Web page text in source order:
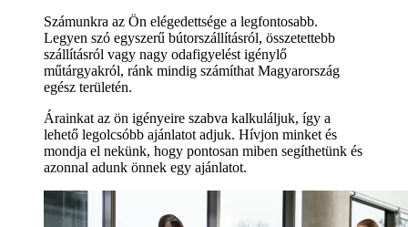
Számunkra az Ön elégedettsége a legfontosabb.
Legyen szó egyszerű bútorszállításról, összetettebb
szállításról vagy nagy odafigyelést igénylő
műtárgyakról, ránk mindig számíthat Magyarország
egész területén.
Árainkat az ön igényeire szabva kalkuláljuk, így a
lehető legolcsóbb ajánlatot adjuk. Hívjon minket és
mondja el nekünk, hogy pontosan miben segíthetünk és
azonnal adunk önnek egy ajánlatot.